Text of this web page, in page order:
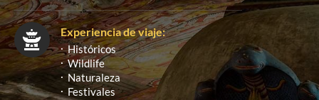
Experiencia de viaje:
Históricos
Wildlife
Naturaleza
Festivales